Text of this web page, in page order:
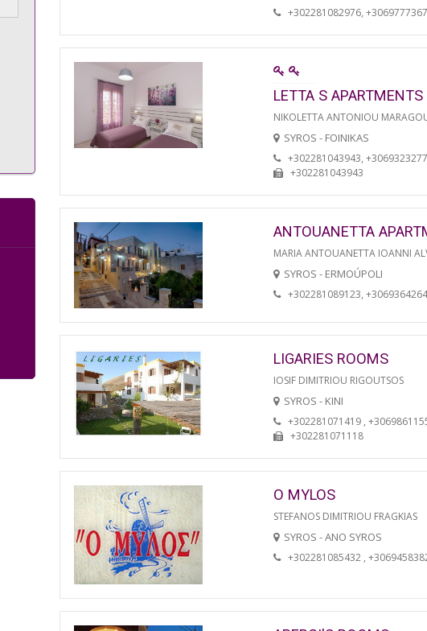
+302281082976,
LETTA S APARTMENTS
NIKOLETTA ANTONIOU
SYROS - FOINIKAS
+302281043943,
+302281043943
ANTOUANETTA
MARIA ANTOUANETTA IOANNI
SYROS - ERMOÚPOLI
+302281089123,
LIGARIES ROOMS
IOSIF DIMITRIOU RIGOUTSOS
SYROS - KINI
+302281071419 ,
+302281071118
O MYLOS
STEFANOS DIMITRIOU FRAGKIAS
SYROS - ANO SYROS
+302281085432 ,